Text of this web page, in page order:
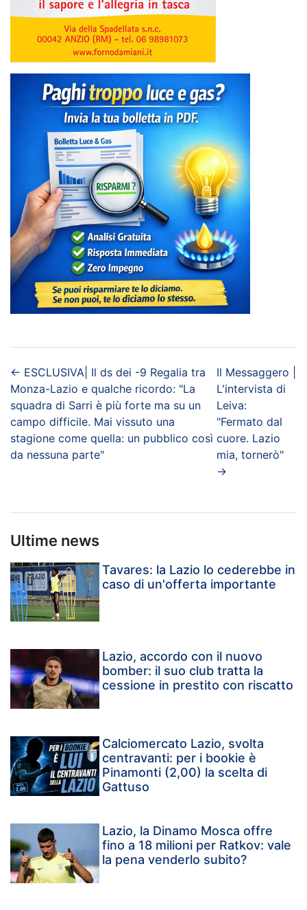
← ESCLUSIVA| Il ds dei -9 Regalia tra
Monza-Lazio e qualche ricordo: "La
squadra di Sarri è più forte ma su un
campo difficile. Mai vissuto una
stagione come quella: un pubblico così
da nessuna parte"
Il Messaggero |
L'intervista di
Leiva:
"Fermato dal
cuore. Lazio
mia, tornerò"
→
Ultime news
Tavares: la Lazio lo cederebbe in
caso di un'offerta importante
Lazio, accordo con il nuovo
bomber: il suo club tratta la
cessione in prestito con riscatto
Calciomercato Lazio, svolta
centravanti: per i bookie è
Pinamonti (2,00) la scelta di
Gattuso
Lazio, la Dinamo Mosca offre
fino a 18 milioni per Ratkov: vale
la pena venderlo subito?